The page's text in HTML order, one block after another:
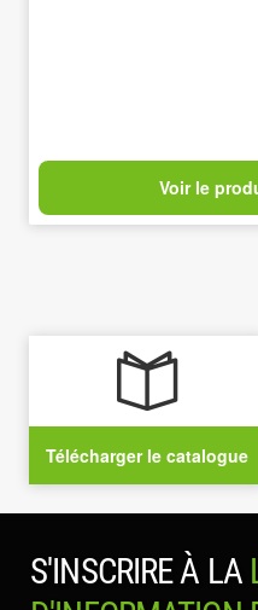
Voir
Télécharger le catalogue
S'INSCRIRE À LA